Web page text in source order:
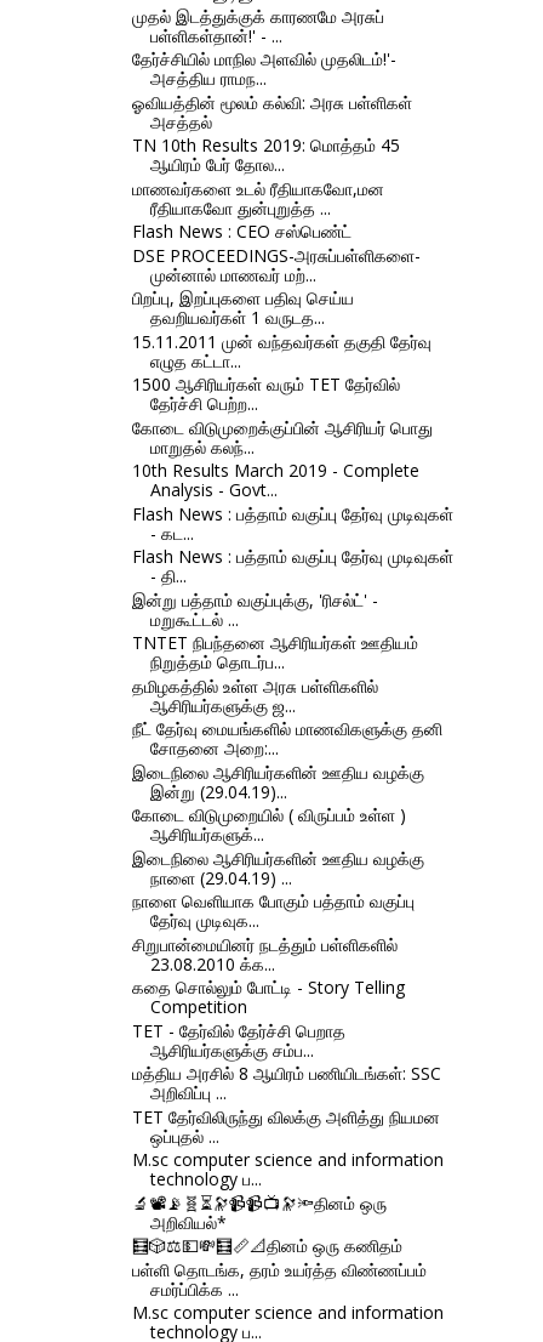
முதல் இடத்துக்குக் காரணமே அரசுப்
பள்ளிகள்தான்!' - ...
தேர்ச்சியில் மாநில அளவில் முதலிடம்!'-
அசத்திய ராமந...
ஓவியத்தின் மூலம் கல்வி: அரசு பள்ளிகள்
அசத்தல்
TN 10th Results 2019: மொத்தம் 45
ஆயிரம் பேர் தோல...
மாணவர்களை உடல் ரீதியாகவோ,மன
ரீதியாகவோ துன்புறுத்த ...
Flash News : CEO சஸ்பெண்ட்
DSE PROCEEDINGS-அரசுப்பள்ளிகளை-
முன்னால் மாணவர் மற்...
பிறப்பு, இறப்புகளை பதிவு செய்ய
தவறியவர்கள் 1 வருடத...
15.11.2011 முன் வந்தவர்கள் தகுதி தேர்வு
எழுத கட்டா...
1500 ஆசிரியர்கள் வரும் TET தேர்வில்
தேர்ச்சி பெற்ற...
கோடை விடுமுறைக்குப்பின் ஆசிரியர் பொது
மாறுதல் கலந்...
10th Results March 2019 - Complete
Analysis - Govt...
Flash News : பத்தாம் வகுப்பு தேர்வு முடிவுகள்
- கட...
Flash News : பத்தாம் வகுப்பு தேர்வு முடிவுகள்
- தி...
இன்று பத்தாம் வகுப்புக்கு, 'ரிசல்ட்' -
மறுகூட்டல் ...
TNTET நிபந்தனை ஆசிரியர்கள் ஊதியம்
நிறுத்தம் தொடர்ப...
தமிழகத்தில் உள்ள அரசு பள்ளிகளில்
ஆசிரியர்களுக்கு ஜ...
நீட் தேர்வு மையங்களில் மாணவிகளுக்கு தனி
சோதனை அறை:...
இடைநிலை ஆசிரியர்களின் ஊதிய வழக்கு
இன்று (29.04.19)...
கோடை விடுமுறையில் ( விருப்பம் உள்ள )
ஆசிரியர்களுக்...
இடைநிலை ஆசிரியர்களின் ஊதிய வழக்கு
நாளை (29.04.19) ...
நாளை வெளியாக போகும் பத்தாம் வகுப்பு
தேர்வு முடிவுக...
சிறுபான்மையினர் நடத்தும் பள்ளிகளில்
23.08.2010 க்க...
கதை சொல்லும் போட்டி - Story Telling
Competition
TET - தேர்வில் தேர்ச்சி பெறாத
ஆசிரியர்களுக்கு சம்ப...
மத்திய அரசில் 8 ஆயிரம் பணியிடங்கள்: SSC
அறிவிப்பு ...
TET தேர்விலிருந்து விலக்கு அளித்து நியமன
ஒப்புதல் ...
M.sc computer science and information
technology ப...
🔬📽📡🧬⏳🔭📹📹📺🔭🔦தினம் ஒரு
அறிவியல்*
🧮🎲⚖💵💸🧮📏📐தினம் ஒரு கணிதம்
பள்ளி தொடங்க, தரம் உயர்த்த விண்ணப்பம்
சமர்ப்பிக்க ...
M.sc computer science and information
technology ப...